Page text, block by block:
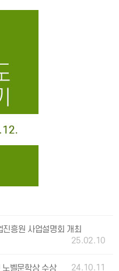
흥원 사업설명회 개최
25.02.10
벨문학상 수상 24.10.11